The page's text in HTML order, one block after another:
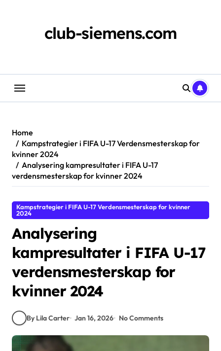
club-siemens.com
Home
Kampstrategier i FIFA U-17 Verdensmesterskap for
kvinner 2024
Analysering kampresultater i FIFA U-17
verdensmesterskap for kvinner 2024
Kampstrategier i FIFA U-17 Verdensmesterskap for kvinner
2024
Analysering
kampresultater i FIFA U-17
verdensmesterskap for
kvinner 2024
By Lila Carter Jan 16, 2026 No Comments